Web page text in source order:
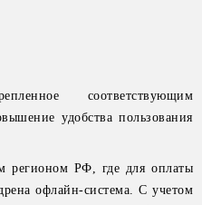
соответствующим
удобства пользования
регионом РФ, где для оплаты
офлайн-система. С учетом